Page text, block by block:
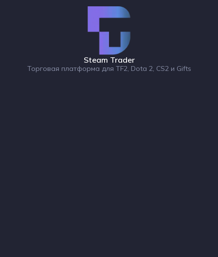
Steam Trader
Торговая платформа для TF2, Dota 2, CS2 и Gifts